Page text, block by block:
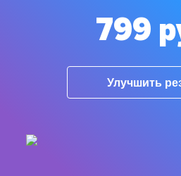
799
Улучшить